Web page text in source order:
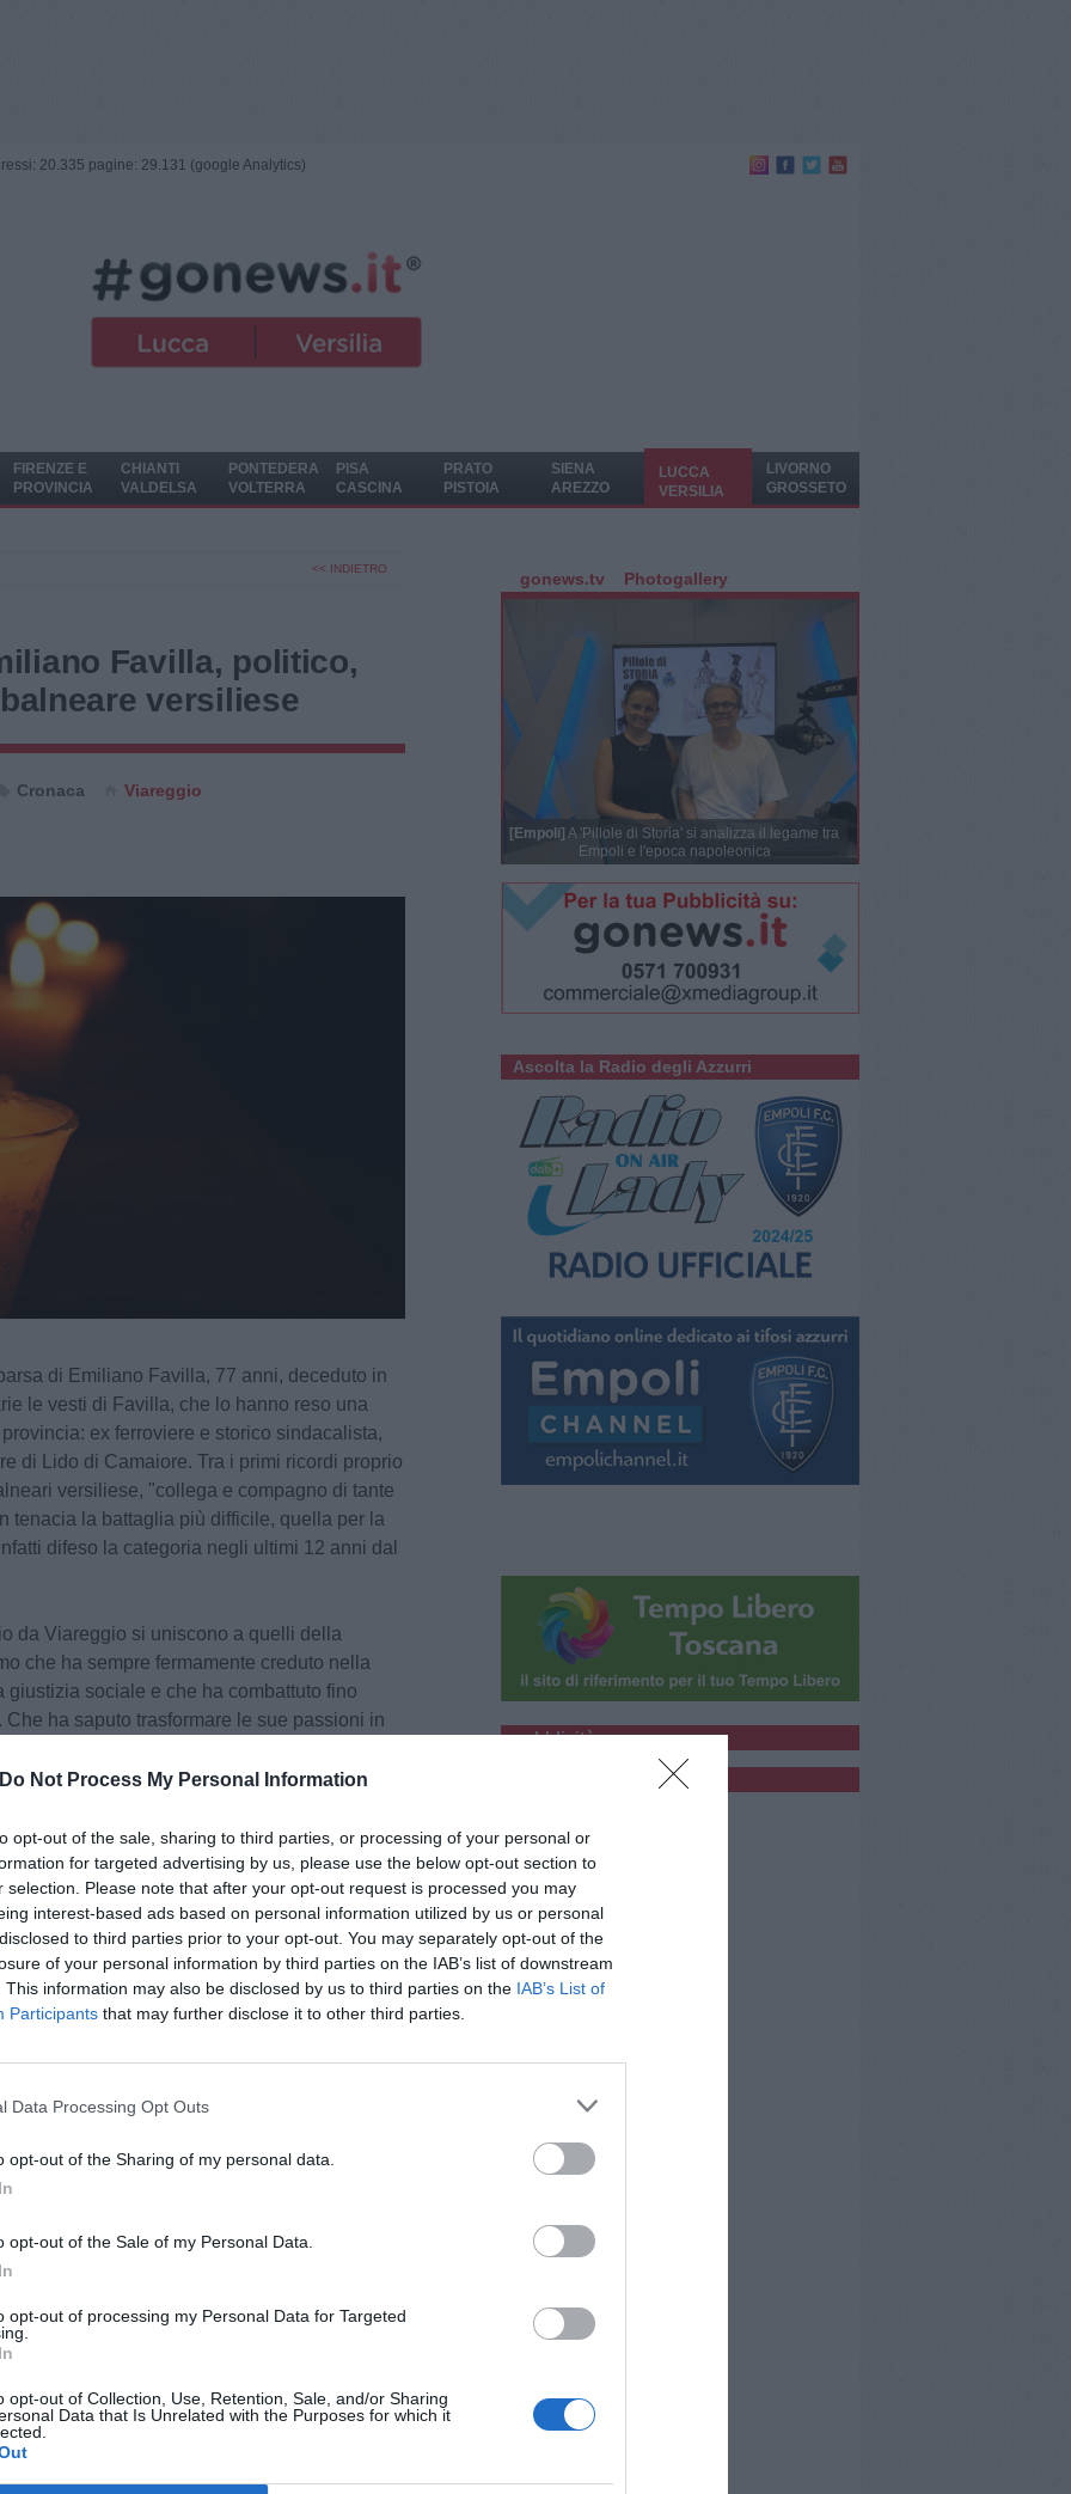
Do Not Process My Personal Information
opt-out of the sale, sharing to third parties, or processing of your personal or
for targeted advertising by us, please use the below opt-out section to
selection. Please note that after your opt-out request is processed you may
interest-based ads based on personal information utilized by us or personal
to third parties prior to your opt-out. You may separately opt-out of the
of your personal information by third parties on the IAB’s list of downstream
This information may also be disclosed by us to third parties on the IAB’s List of
Participants that may further disclose it to other third parties.
Data Processing Opt Outs
opt-out of the Sharing of my personal data.
opt-out of the Sale of my Personal Data.
opt-out of processing my Personal Data for Targeted
opt-out of Collection, Use, Retention, Sale, and/or Sharing
Data that Is Unrelated with the Purposes for which it
20.335 pagine: 29.131 (google Analytics)
FIRENZE E
PROVINCIA
CHIANTI
VALDELSA
PONTEDERA
VOLTERRA
PISA
CASCINA
PRATO
PISTOIA
SIENA
AREZZO
LUCCA
VERSILIA
LIVORNO
GROSSETO
<< INDIETRO
Favilla, politico,
versiliese
Cronaca Viareggio
di Emiliano Favilla, 77 anni, deceduto in
le vesti di Favilla, che lo hanno reso una
ex ferroviere e storico sindacalista,
di Lido di Camaiore. Tra i primi ricordi proprio
versiliese, "collega e compagno di tante
tenacia la battaglia più difficile, quella per la
difeso la categoria negli ultimi 12 anni dal
da Viareggio si uniscono a quelli della
che ha sempre fermamente creduto nella
sociale e che ha combattuto fino
Che ha saputo trasformare le sue passioni in
altri, come ricordano, anche a distanza di
a che fare con lui quando era assessore
il presidente della Provincia, Luca
Emiliano Favilla, che per molti anni ha
di assessore dell’ente di Palazzo Ducale.
amministrativa provinciale, ha ricoperto
ai lavori pubblici, ma si è occupato anche di
contributo all’organizzazione di
delega che lo ha visto sempre in prima linea
del territorio, ambito che gli stava
quello della difesa del suolo.
presidenti Andrea Tagliasacchi e Stefano
stato assessore e tutta l’amministrazione
e condividono con loro il dolore per la
quale tutta la comunità sentirà la mancanza.
2026
in Toscana: scossa magnitudo
Pisa, avvertita in molte province. La
continua a tremare
gonews.tv Photogallery
[Empoli] A 'Pillole di Storia' si analizza il legame tra
Empoli e l'epoca napoleonica
Ascolta la Radio degli Azzurri
pubblicità